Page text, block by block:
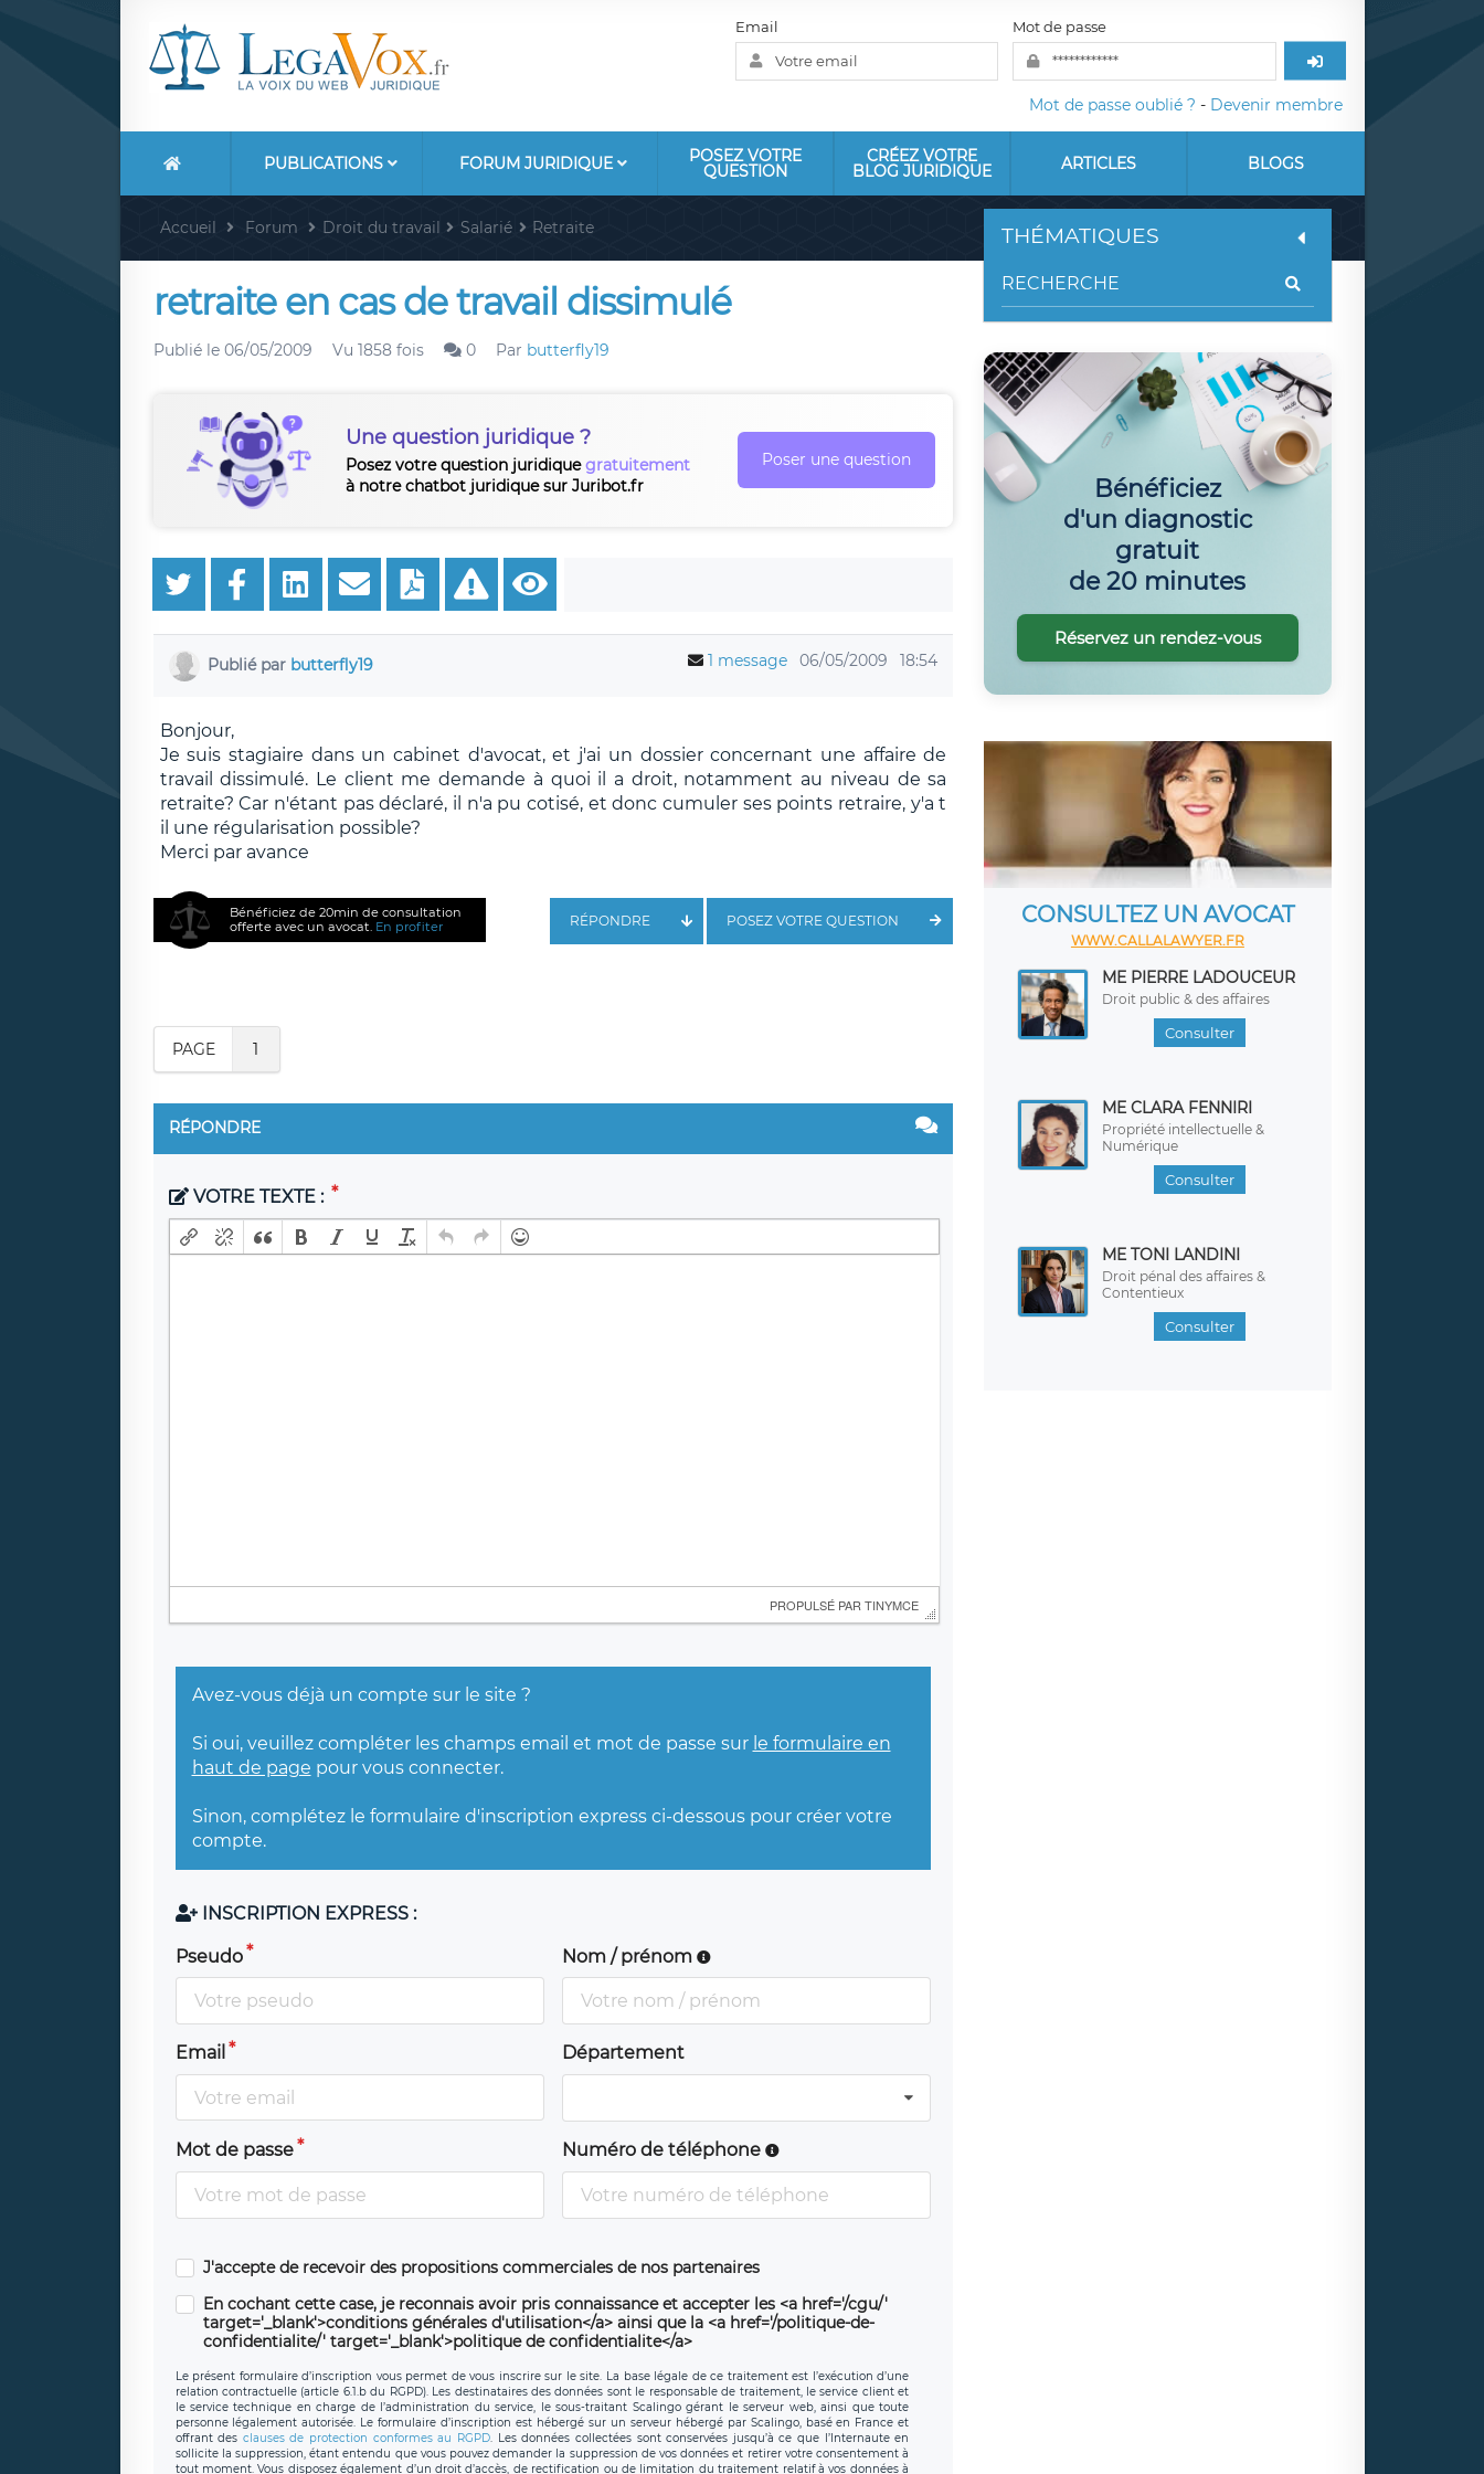
Email Mot de passe
Mot de passe oublié ? - Devenir membre
PUBLICATIONS FORUM JURIDIQUE POSEZ VOTRE
QUESTION
CRÉEZ VOTRE
BLOG JURIDIQUE ARTICLES BLOGS
Accueil Forum Droit du travail Salarié Retraite
retraite en cas de travail dissimulé
Publié le 06/05/2009 Vu 1858 fois 0 Par butterfly19
Une question juridique ?
Posez votre question juridiquegratuitement
à notre chatbot juridique sur Juribot.fr
Poser une question
Publié par butterfly19 1 message 06/05/2009 18:54
Bonjour,
Je suis stagiaire dans un cabinet d'avocat, et j'ai un dossier concernant une affaire de
travail dissimulé. Le client me demande à quoi il a droit, notamment au niveau de sa
retraite? Car n'étant pas déclaré, il n'a pu cotisé, et donc cumuler ses points retraire, y'a t
il une régularisation possible?
Merci par avance
Bénéficiez de 20min de consultation
offerte avec un avocat. En profiter POSEZ VOTRE QUESTION
RÉPONDRE
PAGE 1
RÉPONDRE
VOTRE TEXTE :
PROPULSÉ PAR TINYMCE
Avez-vous déjà un compte sur le site ?
Si oui, veuillez compléter les champs email et mot de passe sur le formulaire en
haut de page pour vous connecter.
Sinon, complétez le formulaire d'inscription express ci-dessous pour créer votre
compte.
INSCRIPTION EXPRESS :
Pseudo Nom / prénom
Email Département
Mot de passe Numéro de téléphone
J'accepte de recevoir des propositions commerciales de nos partenaires
En cochant cette case, je reconnais avoir pris connaissance et accepter les <a href='/cgu/'
target='_blank'>conditions générales d'utilisation</a> ainsi que la <a href='/politique-de-
confidentialite/' target='_blank'>politique de confidentialite</a>
Le présent formulaire d’inscription vous permet de vous inscrire sur le site. La base légale de ce traitement est l’exécution d’une
relation contractuelle (article 6.1.b du RGPD). Les destinataires des données sont le responsable de traitement, le service client et
le service technique en charge de l’administration du service, le sous-traitant Scalingo gérant le serveur web, ainsi que toute
personne légalement autorisée. Le formulaire d’inscription est hébergé sur un serveur hébergé par Scalingo, basé en France et
offrant des clauses de protection conformes au RGPD. Les données collectées sont conservées jusqu’à ce que l’Internaute en
sollicite la suppression, étant entendu que vous pouvez demander la suppression de vos données et retirer votre consentement à
tout moment. Vous disposez également d’un droit d’accès, de rectification ou de limitation du traitement relatif à vos données à
THÉMATIQUES
Bénéficiez
d'un diagnostic
gratuit
de 20 minutes
Réservez un rendez-vous
CONSULTEZ UN AVOCAT
WWW.CALLALAWYER.FR
ME PIERRE LADOUCEUR
Droit public & des affaires
Consulter
ME CLARA FENNIRI
Propriété intellectuelle &
Numérique
Consulter
ME TONI LANDINI
Droit pénal des affaires &
Contentieux
Consulter